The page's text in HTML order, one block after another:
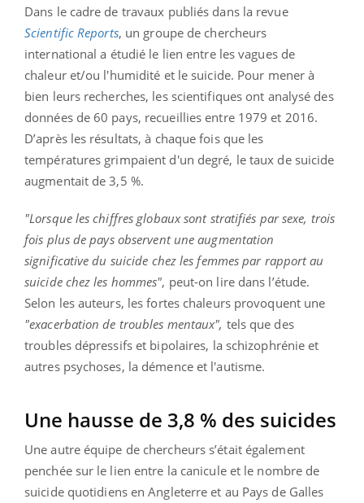
Dans le cadre de travaux publiés dans la revue
Scientific Reports, un groupe de chercheurs
international a étudié le lien entre les vagues de
chaleur et/ou l'humidité et le suicide. Pour mener à
bien leurs recherches, les scientifiques ont analysé des
données de 60 pays, recueillies entre 1979 et 2016.
D’après les résultats, à chaque fois que les
températures grimpaient d'un degré, le taux de suicide
augmentait de 3,5 %.
"Lorsque les chiffres globaux sont stratifiés par sexe, trois
fois plus de pays observent une augmentation
significative du suicide chez les femmes par rapport au
suicide chez les hommes", peut-on lire dans l’étude.
Selon les auteurs, les fortes chaleurs provoquent une
"exacerbation de troubles mentaux", tels que des
troubles dépressifs et bipolaires, la schizophrénie et
autres psychoses, la démence et l'autisme.
Une hausse de 3,8 % des suicides
Une autre équipe de chercheurs s’était également
penchée sur le lien entre la canicule et le nombre de
suicide quotidiens en Angleterre et au Pays de Galles